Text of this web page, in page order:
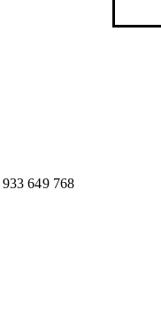
933 649 768